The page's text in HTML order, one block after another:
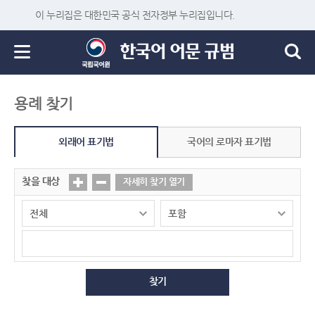
이 누리집은 대한민국 공식 전자정부 누리집입니다.
용례 찾기
외래어 표기법 국어의 로마자 표기법
찾을 대상 자세히 찾기 열기
찾기